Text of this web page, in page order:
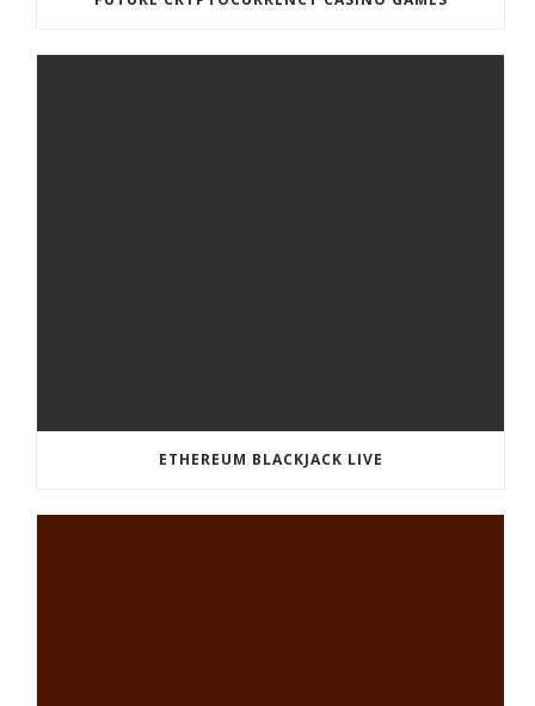
ETHEREUM BLACKJACK LIVE